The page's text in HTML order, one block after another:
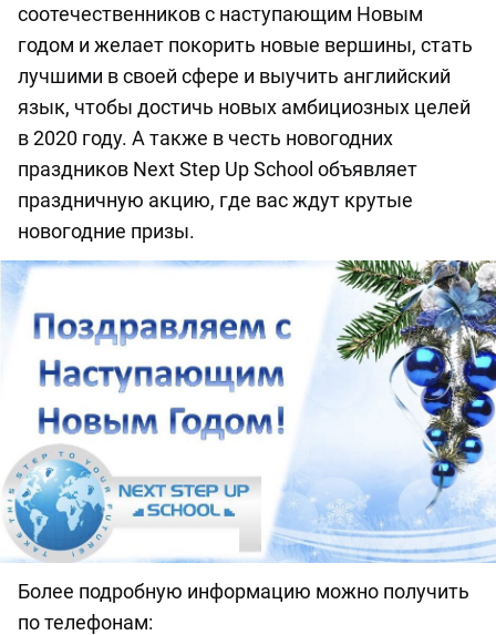
соотечественников с наступающим Новым
годом и желает покорить новые вершины, стать
лучшими в своей сфере и выучить английский
язык, чтобы достичь новых амбициозных целей
в 2020 году. А также в честь новогодних
праздников Next Step Up School объявляет
праздничную акцию, где вас ждут крутые
новогодние призы.
Более подробную информацию можно получить
по телефонам: